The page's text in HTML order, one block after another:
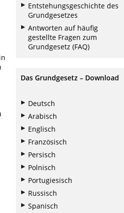
Entstehungsgeschichte des
Grundgesetzes
Antworten auf häufig
gestellte Fragen zum
Grundgesetz (FAQ)
Das Grundgesetz – Download
Deutsch
Arabisch
Englisch
Französisch
Persisch
Polnisch
Portugiesisch
Russisch
Spanisch